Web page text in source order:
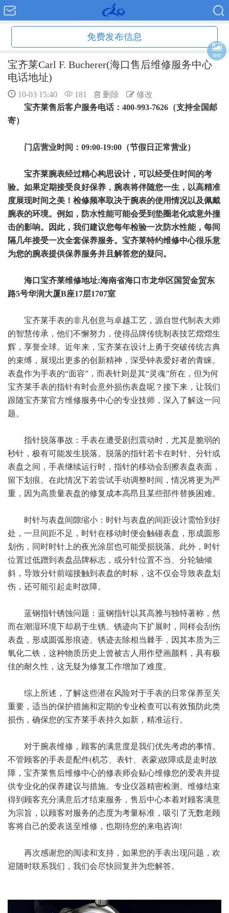
免费发布信息
宝齐莱Carl F. Bucherer(海口售后维修服务中心
电话地址)
10-03 15:40 181 删除
修改
宝齐莱售后客户服务电话：400-993-7626（支持全国邮
寄）
门店营业时间：09:00-19:00（节假日正常营业）
宝齐莱腕表经过精心构思设计，可以经受住时间的考
验。如果定期接受良好保养，腕表将伴随您一生，以高精准
度展现时间之美！检修频率取决于腕表的使用情况以及佩戴
腕表的环境。例如，防水性能可能会受到垫圈老化或意外撞
击的影响。因此，我们建议您每年检验一次防水性能，每间
隔几年接受一次全套保养服务。宝齐莱特约维修中心很乐意
为您的腕表提供保养服务并且解答您的疑问。
海口宝齐莱维修地址:海南省海口市龙华区国贸金贸东
路5号华润大厦B座17层1707室
宝齐莱手表的非凡创意与卓越工艺，源自世代制表大师
的智慧传承，他们不懈努力，使得品牌传统制表技艺熠熠生
辉，享誉全球。近年来，宝齐莱在设计上勇于突破传统古典
的束缚，展现出更多的创新精神，深受钟表爱好者的青睐。
表盘作为手表的“面容”，而表针则是其“灵魂”所在，但为何
宝齐莱手表的指针有时会意外损伤表盘呢？接下来，让我们
跟随宝齐莱官方维修服务中心的专业技师，深入了解这一问
题。
指针脱落事故：手表在遭受剧烈震动时，尤其是脆弱的
秒针，极有可能发生脱落。脱落的指针若卡在时针、分针或
表盘之间，手表继续运行时，指针的移动会刮擦表盘表面，
留下划痕。在此情况下若尝试手动调整时间，情况将更为严
重，因为高质量表盘的修复成本高昂且某些部件替换困难。
时针与表盘间隙缩小：时针与表盘的间距设计需恰到好
处，一旦间距不足，时针在移动时便会触碰表盘，形成圆形
划伤，同时时针上的夜光涂层也可能受损脱落。此外，时针
位置过低蹭到表盘品牌标志，或分针位置不当、分轮轴倾
斜，导致分针前端接触到表盘的时标，这不仅会导致表盘划
伤，还可能引起走时故障。
蓝钢指针锈蚀问题：蓝钢指针以其高雅与独特著称，然
而在潮湿环境下却易于生锈。锈迹向下扩展时，同样会刮伤
表盘，形成圆弧形痕迹。锈迹去除相当棘手，因其本质为三
氧化二铁，这种物质历史上曾被古人用作壁画颜料，具有极
佳的耐久性，这无疑为修复工作增加了难度。
综上所述，了解这些潜在风险对于手表的日常保养至关
重要，适当的保护措施和定期的专业检查可以有效预防此类
损伤，确保您的宝齐莱手表持久如新，精准运行。
对于腕表维修，顾客的满意度是我们优先考虑的事情。
不管顾客的手表是配件(机芯、表针、表蒙)故障或是走时故
障，宝齐莱售后维修中心的修表师会贴心维修您的爱表并提
供专业化的保养建议与措施。专业仪器精密检测。维修结束
得到顾客充分满意后才结束服务，售后中心本着对顾客满意
为宗旨，以顾客对服务的态度为考量标准，吸引了无数老顾
客将自己的爱表送至维修，也期待您的来电咨询!
再次感谢您的阅读和支持，如果您的手表出现问题，欢
迎随时联系我们，我们会尽快回复并为您解答。
海报